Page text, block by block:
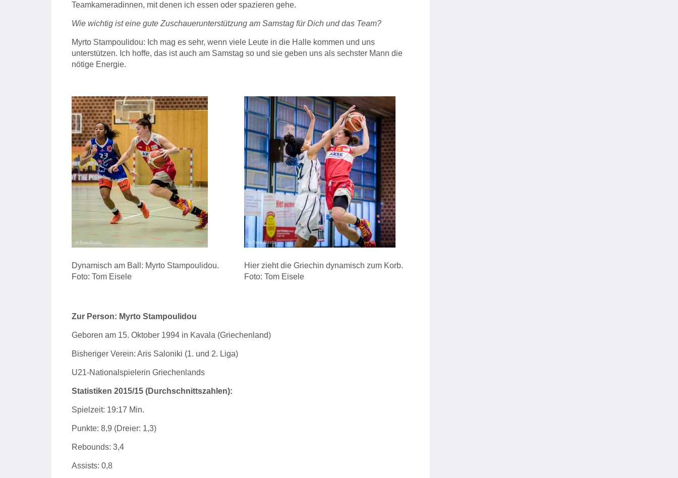
Teamkameradinnen, mit denen ich essen oder spazieren gehe.
Wie wichtig ist eine gute Zuschauerunterstützung am Samstag für Dich und das Team?
Myrto Stampoulidou: Ich mag es sehr, wenn viele Leute in die Halle kommen und uns
unterstützen. Ich hoffe, das ist auch am Samstag so und sie geben uns als sechster Mann die
nötige Energie.
Dynamisch am Ball: Myrto Stampoulidou.
Foto: Tom Eisele
Hier zieht die Griechin dynamisch zum Korb.
Foto: Tom Eisele
Zur Person: Myrto Stampoulidou
Geboren am 15. Oktober 1994 in Kavala (Griechenland)
Bisheriger Verein: Aris Saloniki (1. und 2. Liga)
U21-Nationalspielerin Griechenlands
Statistiken 2015/15 (Durchschnittszahlen):
Spielzeit: 19:17 Min.
Punkte: 8,9 (Dreier: 1,3)
Rebounds: 3,4
Assists: 0,8